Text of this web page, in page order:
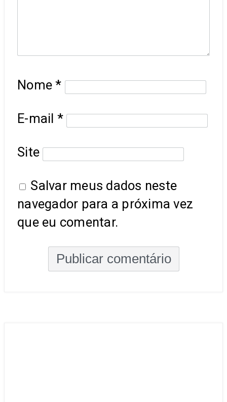
Nome*
E-mail *
Site
Salvar meus dados neste
navegador para a próxima vez
que eu comentar.